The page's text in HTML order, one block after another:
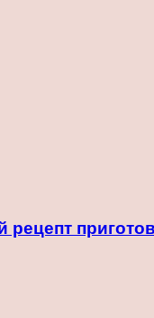
рецепт